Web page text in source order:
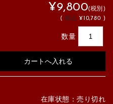
¥9,800(税別)
( 税込 ¥10,780 )
数量
在庫状態：売り切れ